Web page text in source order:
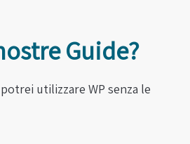
Guide?
utilizzare WP senza le